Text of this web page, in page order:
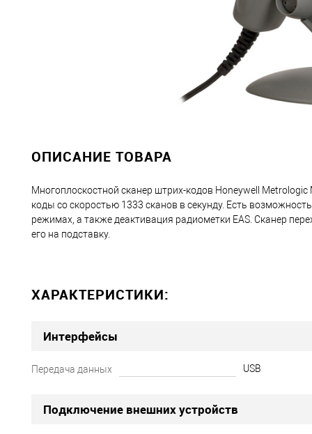
ОПИСАНИЕ ТОВАРА
Многоплоскостной сканер штрих-кодов Honeywell
коды со скоростью 1333 сканов в секунду. Есть
режимах, а также деактивация радиометки EAS. Сканер
его на подставку.
ХАРАКТЕРИСТИКИ:
Интерфейсы
Передача данных USB
Подключение внешних устройств